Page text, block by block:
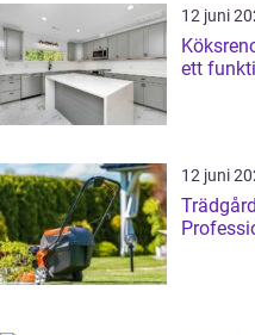
12 juni
ett
12 juni